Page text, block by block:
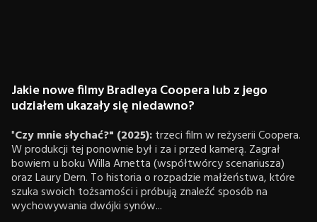
Jakie nowe filmy Bradleya Coopera lub z jego
udziałem ukazały się niedawno?
"Czy mnie słychać?" (2025):trzeci film w reżyserii Coopera.
W produkcji tej ponownie był i za i przed kamerą. Zagrał
bowiem u boku Willa Arnetta (współtwórcy scenariusza)
oraz Laury Dern. To historia o rozpadzie małżeństwa, które
szuka swoich tożsamości i próbują znaleźć sposób na
wychowywania dwójki synów...